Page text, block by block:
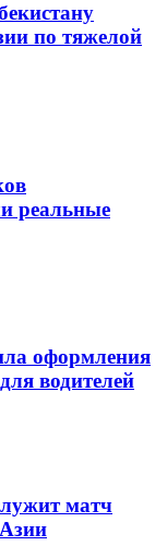
по тяжелой
реальные
оформления
водителей
матч